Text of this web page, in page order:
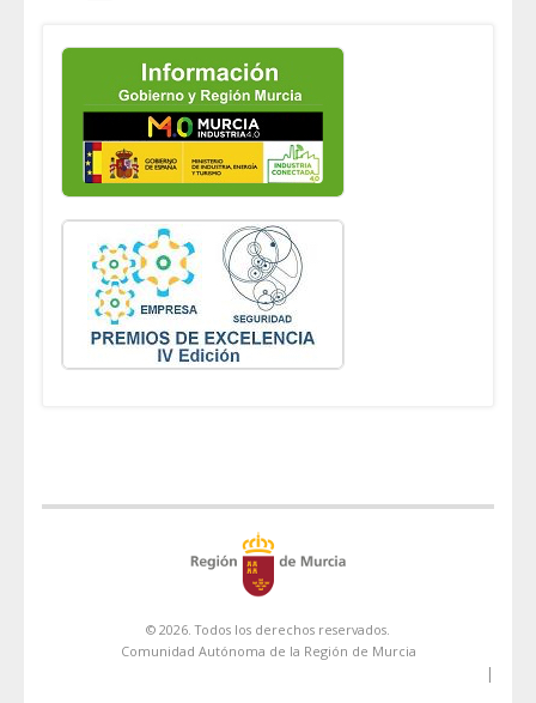
© 2026. Todos los derechos reservados.
Comunidad Autónoma de la Región de Murcia
|